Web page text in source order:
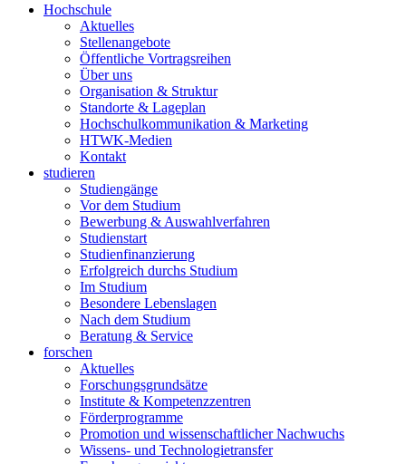
Hochschule
Aktuelles
Stellenangebote
Öffentliche Vortragsreihen
Über uns
Organisation & Struktur
Standorte & Lageplan
Hochschulkommunikation & Marketing
HTWK-Medien
Kontakt
studieren
Studiengänge
Vor dem Studium
Bewerbung & Auswahlverfahren
Studienstart
Studienfinanzierung
Erfolgreich durchs Studium
Im Studium
Besondere Lebenslagen
Nach dem Studium
Beratung & Service
forschen
Aktuelles
Forschungsgrundsätze
Institute & Kompetenzzentren
Förderprogramme
Promotion und wissenschaftlicher Nachwuchs
Wissens- und Technologietransfer